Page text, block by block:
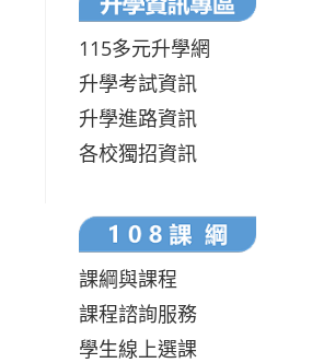
115多元升學網
升學考試資訊
升學進路資訊
各校獨招資訊
課綱與課程
課程諮詢服務
學生線上選課